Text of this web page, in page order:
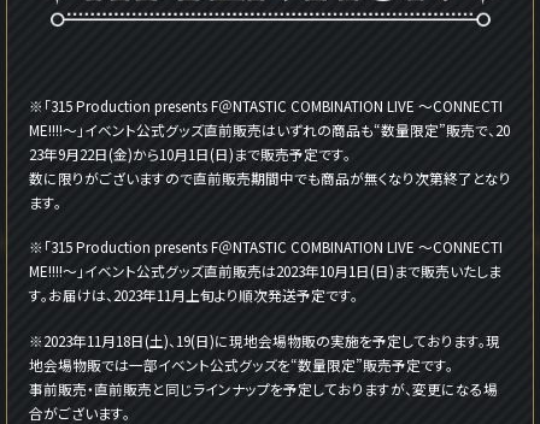
※「315 Production presents F＠NTASTIC COMBINATION LIVE ～CONNECTI
ME!!!!～」イベント公式グッズ直前販売はいずれの商品も“数量限定”販売で、20
23年9月22日(金)から10月1日(日)まで販売予定です。
数に限りがございますので直前販売期間中でも商品が無くなり次第終了となり
ます。
※「315 Production presents F＠NTASTIC COMBINATION LIVE ～CONNECTI
ME!!!!～」イベント公式グッズ直前販売は2023年10月1日(日)まで販売いたしま
す。お届けは、2023年11月上旬より順次発送予定です。
※2023年11月18日(土)、19(日)に現地会場物販の実施を予定しております。現
地会場物販では一部イベント公式グッズを“数量限定”販売予定です。
事前販売・直前販売と同じラインナップを予定しておりますが、変更になる場
合がございます。